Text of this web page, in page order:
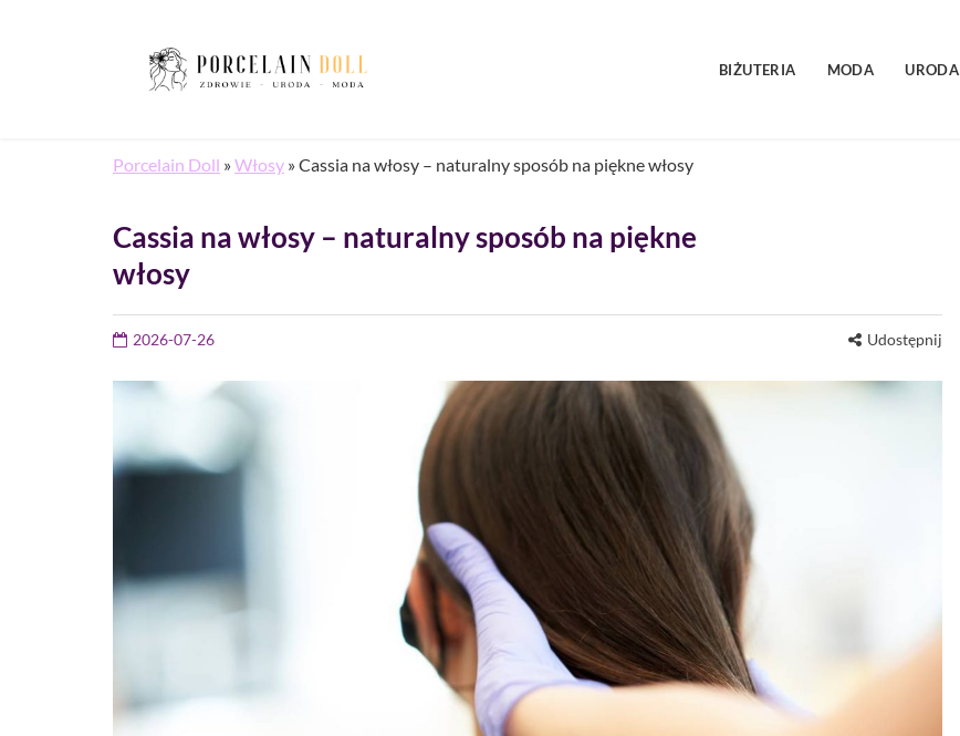
BIŻUTERIA MODA URODA
Porcelain Doll »Włosy »Cassia na włosy – naturalny sposób na piękne włosy
Cassia na włosy – naturalny sposób na piękne
włosy
2026-07-26 Udostępnij